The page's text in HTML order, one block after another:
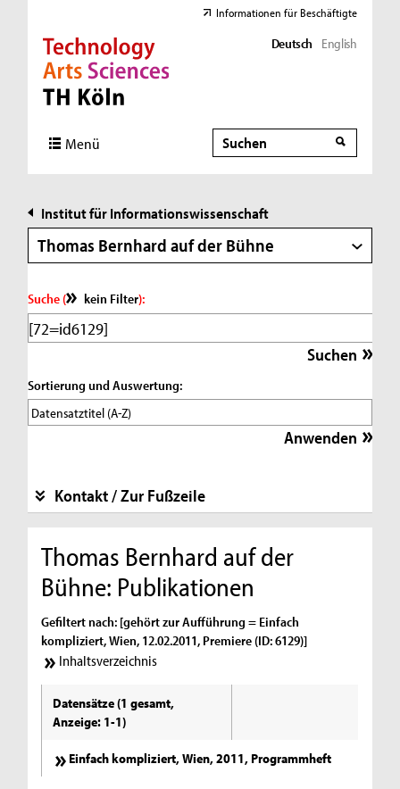
Direkt zur Hauptnavigation
Direkt zur Subnavigation
Direkt zum Inhalt
Direkt zum Fußbereich
Informationen für Beschäftigte
Deutsch English
Menü Suche
Suche
Institut für Informationswissenschaft
Thomas Bernhard auf der Bühne
Suche ( kein Filter):
Sortierung und Auswertung:
Kontakt / Zur Fußzeile
Thomas Bernhard auf der
Bühne: Publikationen
Gefiltert nach: [gehört zur Aufführung = Einfach
kompliziert, Wien, 12.02.2011, Premiere (ID: 6129)]
Inhaltsverzeichnis
Datensätze (1 gesamt,
Anzeige: 1-1)
Einfach kompliziert, Wien, 2011, Programmheft